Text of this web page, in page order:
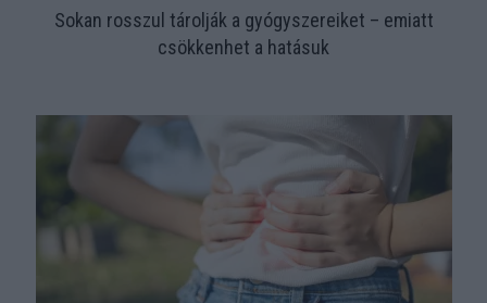
Sokan rosszul tárolják a gyógyszereiket – emiatt
csökkenhet a hatásuk